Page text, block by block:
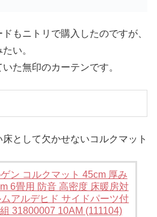
もニトリで購入したのですが、
い。
た無印のカーテンです。
として欠かせないコルクマット
ン コルクマット 45cm 厚み
6畳用 防音 高密度 床暖房対
アルデヒド サイドパーツ付
31800007 10AM (111104)